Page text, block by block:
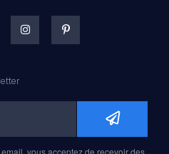
vous acceptez de recevoir des